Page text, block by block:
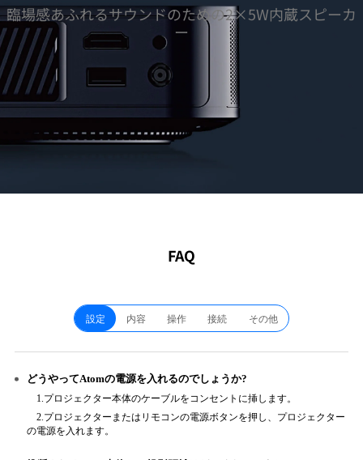
臨場感あふれるサウンドのための2×5W内蔵スピーカ
ー
FAQ
設定 内容 操作 接続 その他
どうやってAtomの電源を入れるのでしょうか?
1.プロジェクター本体のケーブルをコンセントに挿します。
2.プロジェクターまたはリモコンの電源ボタンを押し、プロジェクター
の電源を入れます。